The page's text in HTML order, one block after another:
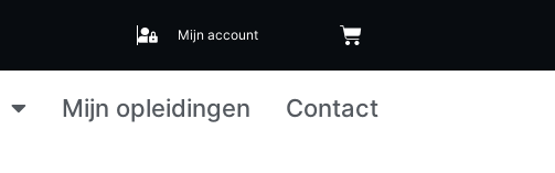
Mijn account
Mijn opleidingen Contact